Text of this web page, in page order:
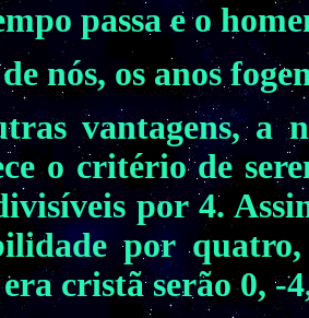
passa e o
nós, os anos
vantagens, a
o critério de
por 4.
por quatro,
cristã serão 0, -